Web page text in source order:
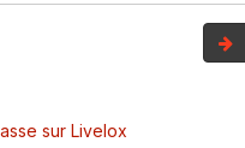
sur Livelox